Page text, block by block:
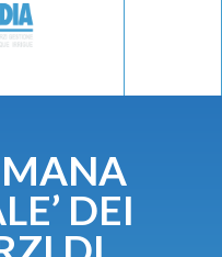
DEI